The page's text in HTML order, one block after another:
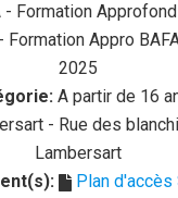
- Formation
Appro
2025
A partir de 16
- Rue des
Lambersart
Plan d'accès